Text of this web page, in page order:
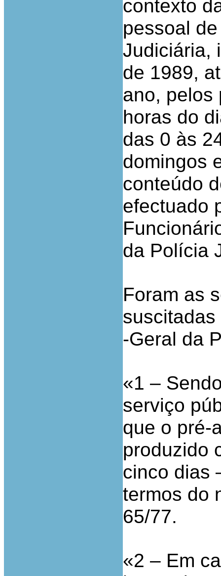
contexto
pessoal
Judiciária,
de 1989,
ano, pelos
horas do
das 0 às
domingos
conteúdo
efectuado
da Polícia
Foram as
-Geral da
«1 –
serviço
que o pré-
produzido
cinco dias
termos do
65/77.
«2 – Em